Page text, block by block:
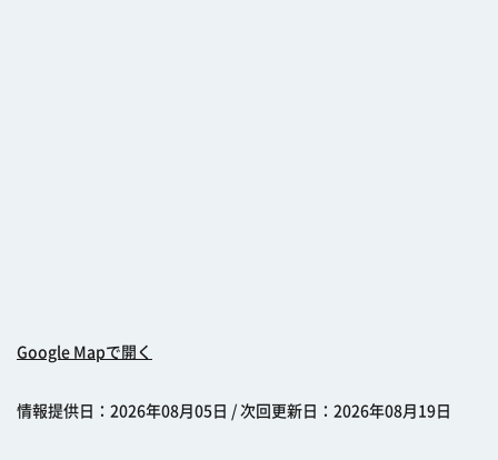
Google Mapで開く
情報提供日：2026年08月05日 / 次回更新日：2026年08月19日